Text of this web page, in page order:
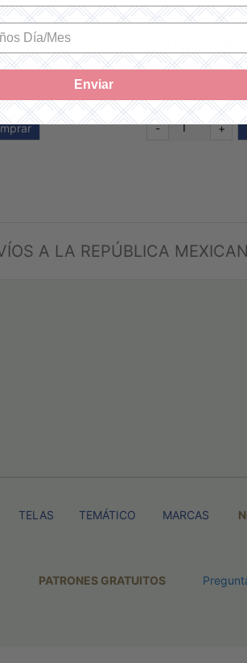
HILO
SKU:
$23.00
- +
A LA REPÚBLICA
TELAS TEMÁTICO MARCAS
PATRONES GRATUITOS
Enviar